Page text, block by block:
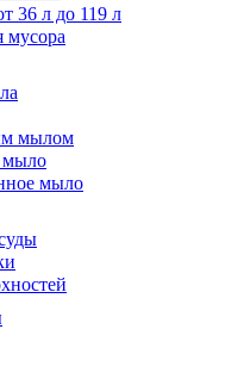
36 л до 119 л
мусора
мылом
мыло
мыло